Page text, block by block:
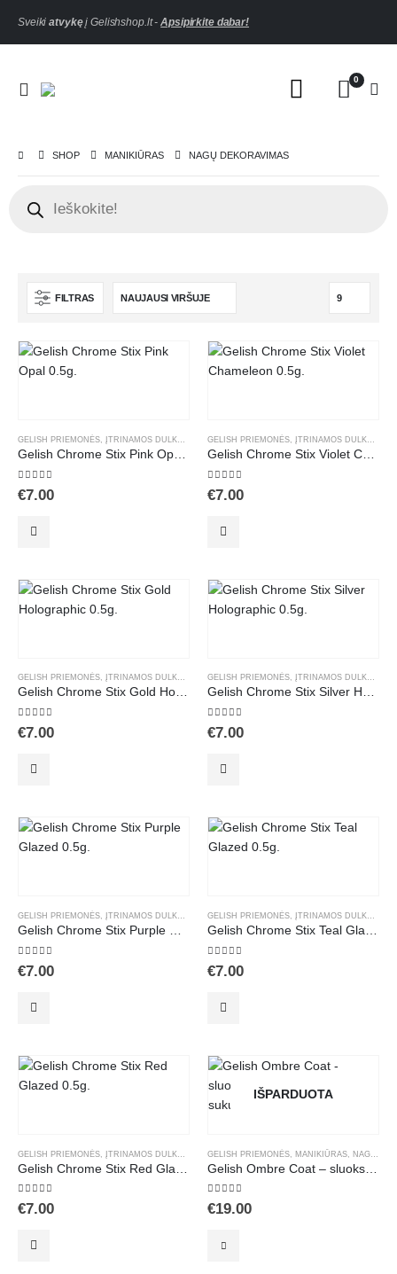
Sveikiatvykęį Gelishshop.lt -Apsipirkite dabar!
0
SHOP MANIKIŪRAS NAGŲ DEKORAVIMAS
FILTRAS
GELISH PRIEMONĖS ĮTRINAMOS DULKELĖS MANIKIŪRAS ,NAGŲ DEKORAVIMAS
5.00out of 5
€7.00
GELISH PRIEMONĖS ĮTRINAMOS DULKELĖS
5.00out of 5
€7.00
GELISH PRIEMONĖS, ĮTRINAMOS DULKELĖS MANIKIŪRAS ,NAGŲ DEKORAVIMAS
Gelish Chrome Stix Gold Holographic 0.5g.
5.00out of 5
€7.00
GELISH PRIEMONĖS, ĮTRINAMOS DULKELĖS
Gelish Chrome Stix Silver Holographic 0.5g.
5.00out of 5
€7.00
GELISH PRIEMONĖS ĮTRINAMOS DULKELĖS MANIKIŪRAS ,NAGŲ DEKORAVIMAS
5.00out of 5
€7.00
GELISH PRIEMONĖS ĮTRINAMOS DULKELĖS
5.00out of 5
€7.00
GELISH PRIEMONĖS ĮTRINAMOS DULKELĖS MANIKIŪRAS ,NAGŲ DEKORAVIMAS
5.00out of 5
€7.00
IŠPARDUOTA
GELISH PRIEMONĖS MANIKIŪRAS NAGŲ DEKORAVIMAS
5.00out of 5
€19.00